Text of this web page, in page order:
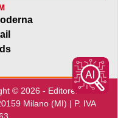
© 2026 - Editore:Edra
Milano (MI) | P. IVA